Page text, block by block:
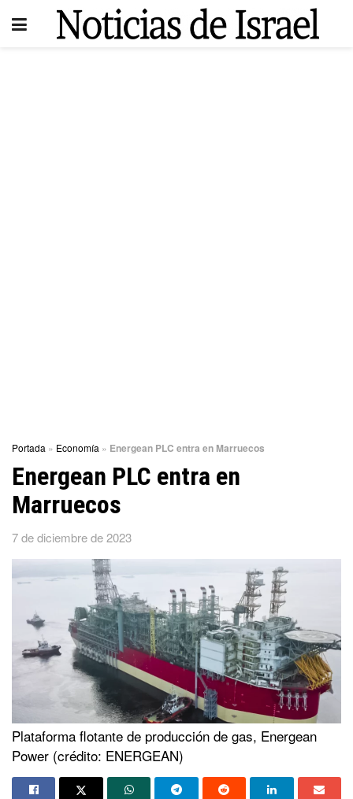
Portada » Economía » Energean PLC entra en Marruecos
Energean PLC entra en
Marruecos
7 de diciembre de 2023
Plataforma flotante de producción de gas, Energean
Power (crédito: ENERGEAN)